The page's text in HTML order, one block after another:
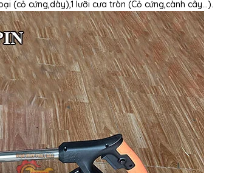
(cỏ cứng,dày),1 lưỡi cưa tròn (Cỏ cứng,cành cây...).